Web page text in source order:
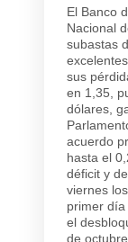
El Banco
Nacional
subastas
sus
en 1,35,
dólares,
acuerdo
hasta el
déficit y
viernes
primer día
el
de